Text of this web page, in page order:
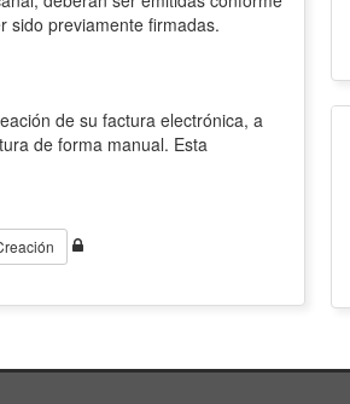
sido previamente firmadas.
de su factura electrónica, a
de forma manual. Esta